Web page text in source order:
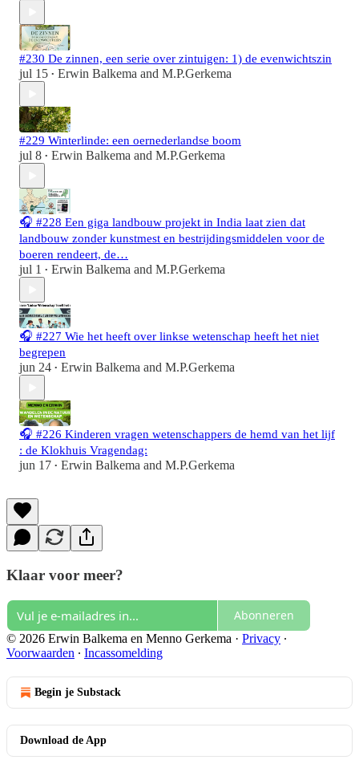
#230 De zinnen, een serie over zintuigen: 1) de evenwichtszin
jul 15 • Erwin Balkema and M.P.Gerkema
#229 Winterlinde: een oernederlandse boom
jul 8 • Erwin Balkema and M.P.Gerkema
🎧 #228 Een giga landbouw projekt in India laat zien dat
landbouw zonder kunstmest en bestrijdingsmiddelen voor de
boeren rendeert, de…
jul 1 • Erwin Balkema and M.P.Gerkema
🎧 #227 Wie het heeft over linkse wetenschap heeft het niet
begrepen
jun 24 • Erwin Balkema and M.P.Gerkema
🎧 #226 Kinderen vragen wetenschappers de hemd van het lijf
: de Klokhuis Vragendag:
jun 17 • Erwin Balkema and M.P.Gerkema
Klaar voor meer?
Abonneren
© 2026 Erwin Balkema en Menno Gerkema · Privacy ∙
Voorwaarden ∙ Incassomelding
Begin je Substack
Download de App